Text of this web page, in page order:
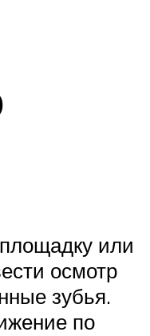
или
осмотр
зубья.
по